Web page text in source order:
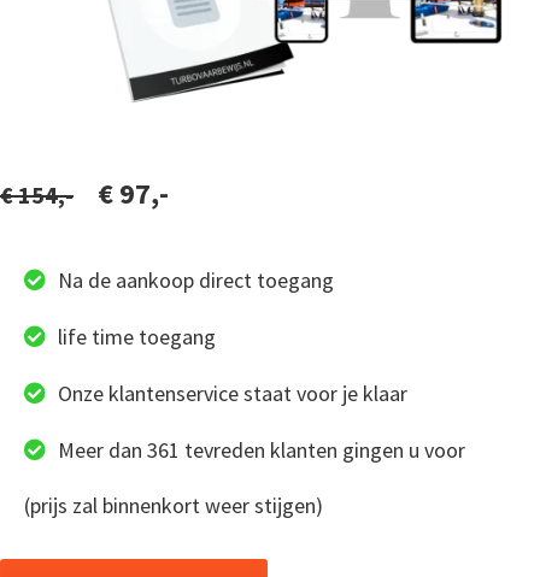
€ 154,- € 97,-
Na de aankoop direct toegang
life time toegang
Onze klantenservice staat voor je klaar
Meer dan 361 tevreden klanten gingen u voor
(prijs zal binnenkort weer stijgen)